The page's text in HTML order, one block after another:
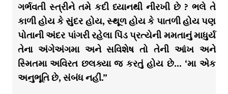
ગર્ભવતી સ્ત્રીને તમે કદી ધ્યાનથી નીરખી છે ? ભલે તે
કાળી હોય કે સુંદર હોય, સ્થૂળ હોય કે પાતળી હોય પણ
પોતાની અંદર પાંગરી રહેલા પિંડ પ્રત્યેની મમતાનું માધુર્ય
તેના અંગેઅંગમા અને સવિશેષ તો તેની આંખ અને
સ્મિતમા અવિરત છલક્યા જ કરતું હોય છે… ‘મા એક
અનુભૂતિ છે, સંબંધ નહીં.”